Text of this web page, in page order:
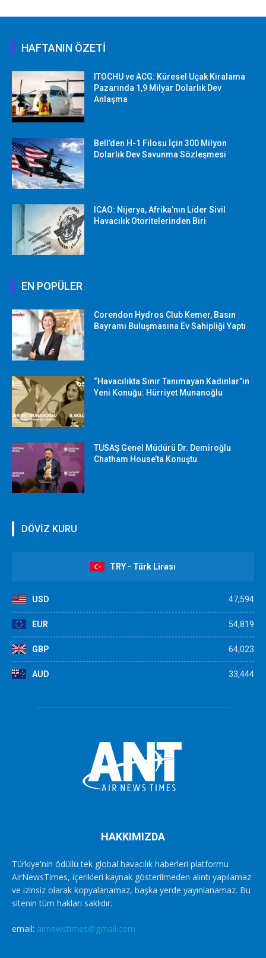
HAFTANIN ÖZETİ
ITOCHU ve ACG: Küresel Uçak Kiralama
Pazarında 1,9 Milyar Dolarlık Dev
Anlaşma
Bell’den H-1 Filosu İçin 300 Milyon
Dolarlık Dev Savunma Sözleşmesi
ICAO: Nijerya, Afrika’nın Lider Sivil
Havacılık Otoritelerinden Biri
EN POPÜLER
Corendon Hydros Club Kemer, Basın
Bayramı Buluşmasına Ev Sahipliği Yaptı
“Havacılıkta Sınır Tanımayan Kadınlar”ın
Yeni Konuğu: Hürriyet Munanoğlu
TUSAŞ Genel Müdürü Dr. Demiroğlu
Chatham House’ta Konuştu
DÖVİZ KURU
TRY - Türk Lirası
USD 47,594
EUR 54,819
GBP 64,023
AUD 33,444
HAKKIMIZDA
Türkiye'nin ödüllü tek global havacılık haberleri platformu
AirNewsTimes, içerikleri kaynak gösterilmeden alıntı yapılamaz
ve izinsiz olarak kopyalanamaz, başka yerde yayınlanamaz. Bu
sitenin tüm hakları saklıdır.
email: airnewstimes@gmail.com